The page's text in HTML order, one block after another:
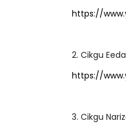
https://
2. Cikgu
https://
3. Cikgu